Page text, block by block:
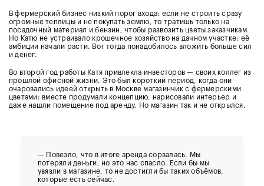
В фермерский бизнес низкий порог входа: если не строить сразу
огромные теплицы и не покупать землю, то тратишь только на
посадочный материал и бензин, чтобы развозить цветы заказчикам.
Но Катю не устраивало крошечное хозяйство на дачном участке: её
амбиции начали расти. Вот тогда понадобилось вложить больше сил
и денег.
Во второй год работы Катя привлекла инвесторов — своих коллег из
прошлой офисной жизни. Это был короткий период, когда они
очаровались идеей открыть в Москве магазинчик с фермерскими
цветами: вместе продумали концепцию, нарисовали интерьер и
даже нашли помещение под аренду. Но магазин так и не открылся.
— Повезло, что в итоге аренда сорвалась. Мы
потеряли деньги, но это нас спасло. Если бы мы
увязли в магазине, то не достигли бы таких объёмов,
которые есть сейчас.